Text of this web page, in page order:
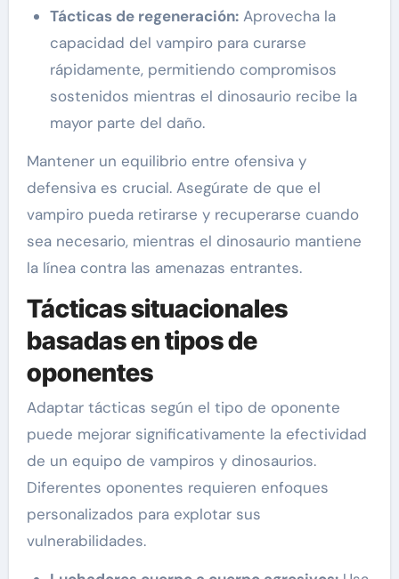
Tácticas de regeneración:Aprovecha la
capacidad del vampiro para curarse
rápidamente, permitiendo compromisos
sostenidos mientras el dinosaurio recibe la
mayor parte del daño.
Mantener un equilibrio entre ofensiva y
defensiva es crucial. Asegúrate de que el
vampiro pueda retirarse y recuperarse cuando
sea necesario, mientras el dinosaurio mantiene
la línea contra las amenazas entrantes.
Tácticas situacionales
basadas en tipos de
oponentes
Adaptar tácticas según el tipo de oponente
puede mejorar significativamente la efectividad
de un equipo de vampiros y dinosaurios.
Diferentes oponentes requieren enfoques
personalizados para explotar sus
vulnerabilidades.